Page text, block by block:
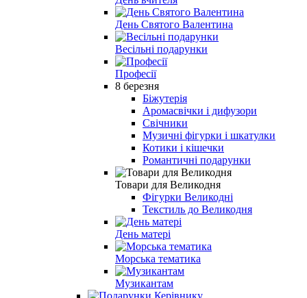
День Святого Валентина
Весільні подарунки
Професії
8 березня
Біжутерія
Аромасвічки і дифузори
Свічники
Музичні фігурки і шкатулки
Котики і кішечки
Романтичні подарунки
Товари для Великодня
Фігурки Великодні
Текстиль до Великодня
День матері
Морська тематика
Музикантам